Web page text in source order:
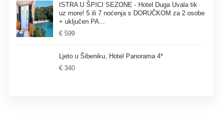
ISTRA U ŠPICI SEZONE - Hotel Duga Uvala tik
uz more! 5 ili 7 noćenja s DORUČKOM za 2 osobe
+ uključen PA...
€ 599
Ljeto u Šibeniku, Hotel Panorama 4*
€ 340